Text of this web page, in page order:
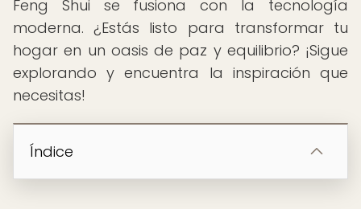
Feng Shui se fusiona con la tecnología
moderna. ¿Estás listo para transformar tu
hogar en un oasis de paz y equilibrio? ¡Sigue
explorando y encuentra la inspiración que
necesitas!
Índice